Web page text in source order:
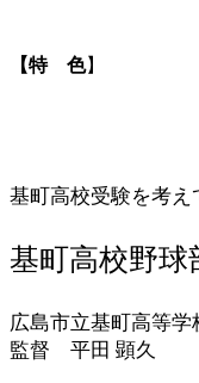
【特 色】
基町高校受験を考
基町高校野
広島市立基町高等学
監督 平田 顕久